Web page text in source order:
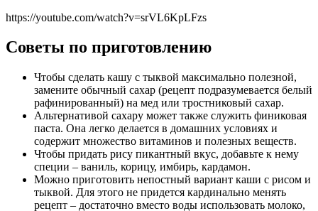
https://youtube.com/watch?v=srVL6KpLFzs
Советы по приготовлению
Чтобы сделать кашу с тыквой максимально полезной,
замените обычный сахар (рецепт подразумевается белый
рафинированный) на мед или тростниковый сахар.
Альтернативой сахару может также служить финиковая
паста. Она легко делается в домашних условиях и
содержит множество витаминов и полезных веществ.
Чтобы придать рису пикантный вкус, добавьте к нему
специи – ваниль, корицу, имбирь, кардамон.
Можно приготовить непостный вариант каши с рисом и
тыквой. Для этого не придется кардинально менять
рецепт – достаточно вместо воды использовать молоко,